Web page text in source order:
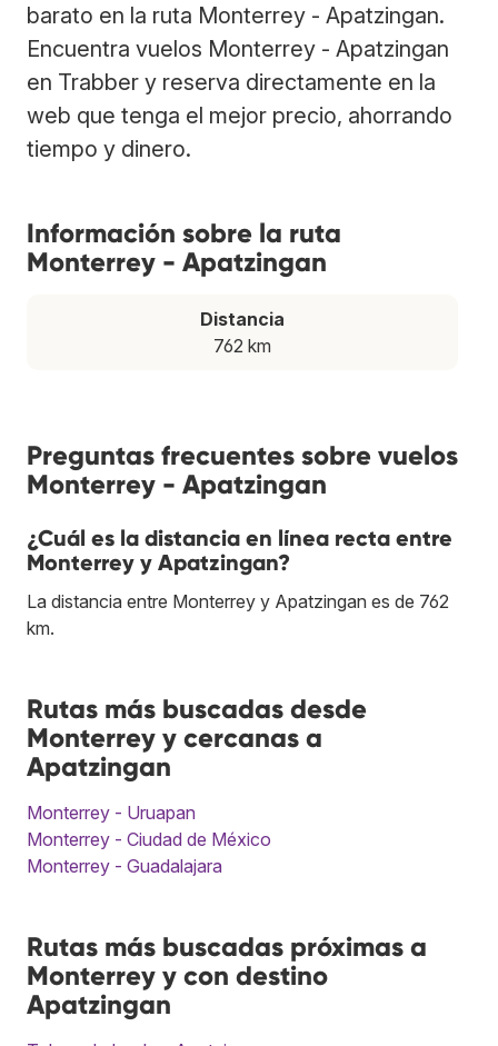
barato en la ruta Monterrey - Apatzingan.
Encuentra vuelos Monterrey - Apatzingan
en Trabber y reserva directamente en la
web que tenga el mejor precio, ahorrando
tiempo y dinero.
Información sobre la ruta
Monterrey - Apatzingan
Distancia
762 km
Preguntas frecuentes sobre vuelos
Monterrey - Apatzingan
¿Cuál es la distancia en línea recta entre
Monterrey y Apatzingan?
La distancia entre Monterrey y Apatzingan es de 762
km.
Rutas más buscadas desde
Monterrey y cercanas a
Apatzingan
Monterrey - Uruapan
Monterrey - Ciudad de México
Monterrey - Guadalajara
Rutas más buscadas próximas a
Monterrey y con destino
Apatzingan